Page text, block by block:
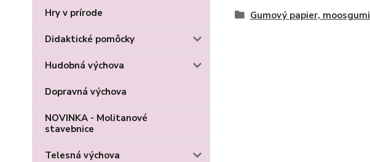
Hry v prírode
Didaktické pomôcky
Hudobná výchova
Dopravná výchova
NOVINKA - Molitanové
stavebnice
Telesná výchova
Gumový papier, moosgumi